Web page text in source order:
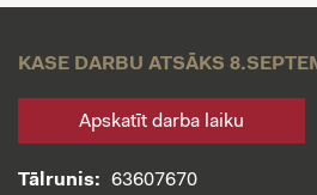
KASE DARBU ATSĀKS
Apskatīt darba laiku
Tālrunis:
63607670